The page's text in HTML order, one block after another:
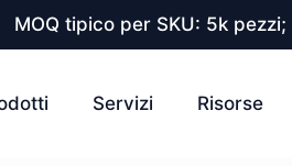
MOQ tipico per SKU: 5k
Servizi Risorse